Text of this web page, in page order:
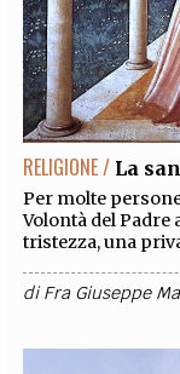
RELIGIONE / La
Per molte
Volontà del Padre
tristezza, una
diFra Giuseppe